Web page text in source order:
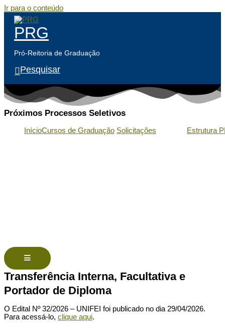
Ir para o conteúdo
PRG
Pró-Reitoria de Graduação
Pesquisar
Próximos Processos Seletivos
InícioCursos de Graduação Solicitações Estrutura
Menu de alternância de hambúrguer
Transferência Interna, Facultativa e
Portador de Diploma
O Edital Nº 32/2026 – UNIFEI foi publicado no dia 29/04/2026.
Para acessá-lo, clique aqui.